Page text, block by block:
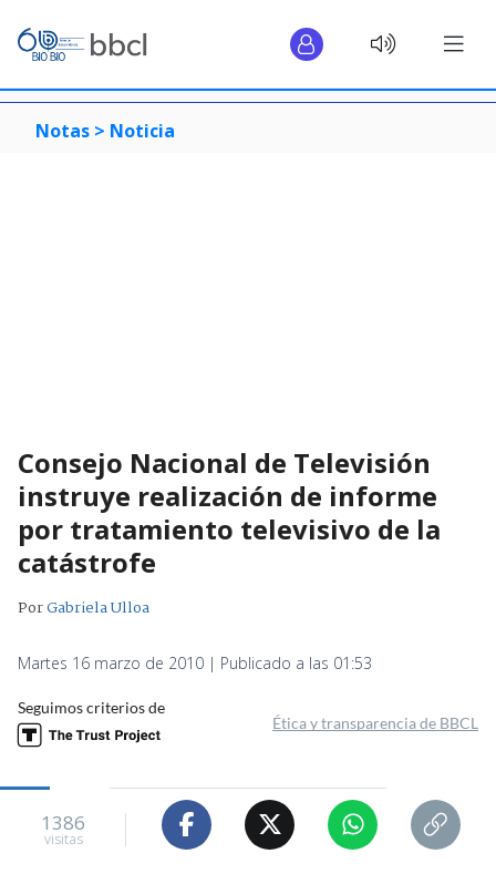
Notas > Noticia
Consejo Nacional de Televisión
instruye realización de informe
por tratamiento televisivo de la
catástrofe
PorGabriela Ulloa
Martes 16 marzo de 2010 | Publicado a las 01:53
Seguimos criterios de
Ética y transparencia de BBCL
1386
visitas